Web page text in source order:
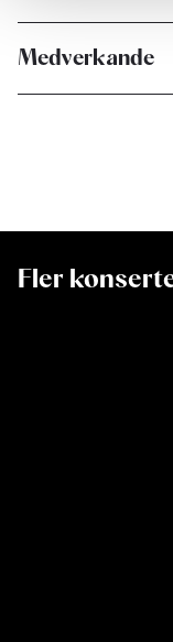
Medverkande
Fler